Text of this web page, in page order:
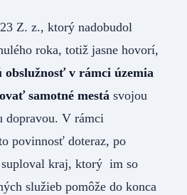
Z. z., ktorý nadobudol
roka, totiž jasne hovorí,
obslužnosť v rámci územia
samotné mestá svojou
dopravou. V rámci
povinnosť doteraz, po
kraj, ktorý im so
služieb pomôže do konca